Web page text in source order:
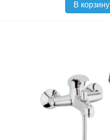
В корзину